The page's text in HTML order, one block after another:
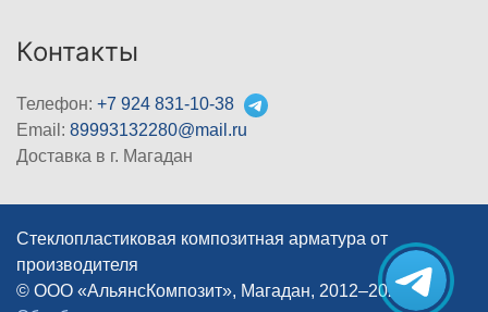
Контакты
Телефон: +7 924 831-10-38
Email: 89993132280@mail.ru
Доставка в г. Магадан
Стеклопластиковая композитная арматура от
производителя
© ООО «АльянсКомпозит», Магадан, 2012–2026